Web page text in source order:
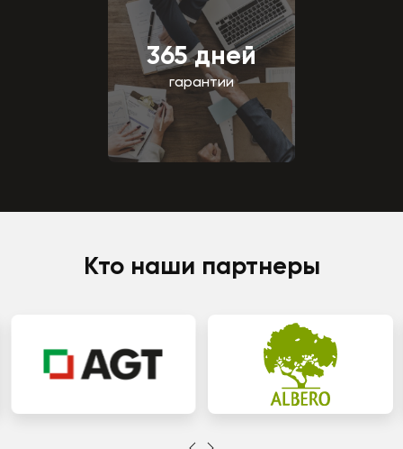
365 дней
гарантии
Кто наши партнеры